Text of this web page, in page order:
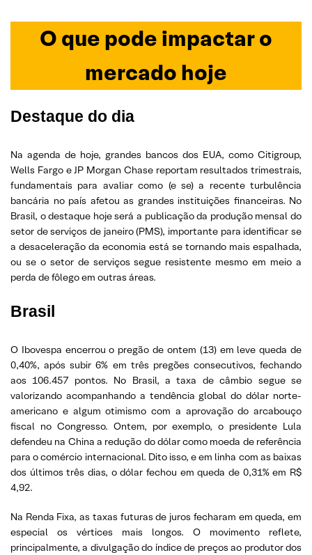
O que pode impactar o
mercado hoje
Destaque do dia
Na agenda de hoje, grandes bancos dos EUA, como Citigroup,
Wells Fargo e JP Morgan Chase reportam resultados trimestrais,
fundamentais para avaliar como (e se) a recente turbulência
bancária no país afetou as grandes instituições financeiras. No
Brasil, o destaque hoje será a publicação da produção mensal do
setor de serviços de janeiro (PMS), importante para identificar se
a desaceleração da economia está se tornando mais espalhada,
ou se o setor de serviços segue resistente mesmo em meio a
perda de fôlego em outras áreas.
Brasil
O Ibovespa encerrou o pregão de ontem (13) em leve queda de
0,40%, após subir 6% em três pregões consecutivos, fechando
aos 106.457 pontos. No Brasil, a taxa de câmbio segue se
valorizando acompanhando a tendência global do dólar norte-
americano e algum otimismo com a aprovação do arcabouço
fiscal no Congresso. Ontem, por exemplo, o presidente Lula
defendeu na China a redução do dólar como moeda de referência
para o comércio internacional. Dito isso, e em linha com as baixas
dos últimos três dias, o dólar fechou em queda de 0,31% em R$
4,92.
Na Renda Fixa, as taxas futuras de juros fecharam em queda, em
especial os vértices mais longos. O movimento reflete,
principalmente, a divulgação do índice de preços ao produtor dos